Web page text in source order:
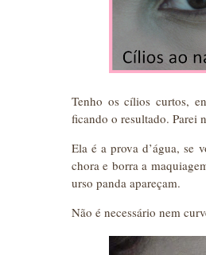
Tenho os cílios curtos,
ficando o resultado. Parei
Ela é a prova d’água, se
chora e borra a
urso panda apareçam.
Não é necessário nem